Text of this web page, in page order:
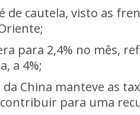
cautela, visto as
para 2,4% no mês,
a 4%;
China manteve as
para uma